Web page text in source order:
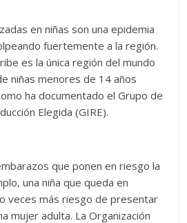
en niñas son una epidemia
fuertemente a la región.
es la única región del mundo
niñas menores de 14 años
ha documentado el Grupo de
Elegida (GIRE).
que ponen en riesgo la
una niña que queda en
veces más riesgo de presentar
mujer adulta. La Organización